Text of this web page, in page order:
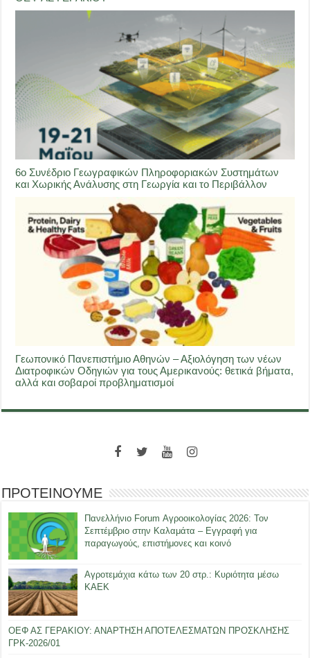
6ο Συνέδριο Γεωγραφικών Πληροφοριακών Συστημάτων
και Χωρικής Ανάλυσης στη Γεωργία και το Περιβάλλον
Γεωπονικό Πανεπιστήμιο Αθηνών – Αξιολόγηση των νέων
Διατροφικών Οδηγιών για τους Αμερικανούς: θετικά βήματα,
αλλά και σοβαροί προβληματισμοί
ΠΡΟΤΕΙΝΟΥΜΕ
Πανελλήνιο Forum Αγροοικολογίας 2026: Τον
Σεπτέμβριο στην Καλαμάτα – Εγγραφή για
παραγωγούς, επιστήμονες και κοινό
Αγροτεμάχια κάτω των 20 στρ.: Κυριότητα μέσω
ΚΑΕΚ
ΟΕΦ ΑΣ ΓΕΡΑΚΙΟΥ: ΑΝΑΡΤΗΣΗ ΑΠΟΤΕΛΕΣΜΑΤΩΝ ΠΡΟΣΚΛΗΣΗΣ
ΓΡΚ-2026/01